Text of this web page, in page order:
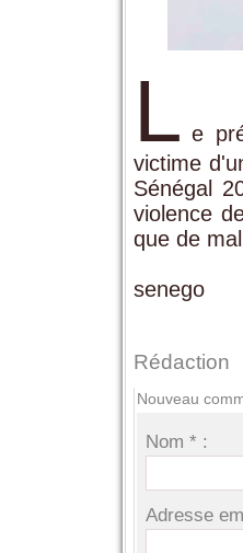
L e
victime
Sénégal
violence
que de
senego
Rédaction
Nouveau
Nom * :
Adresse